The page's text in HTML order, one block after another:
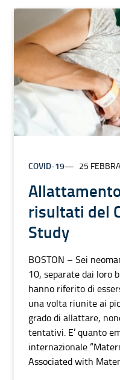
COVID-19 25
risultati del
Study
BOSTON – Sei
10, separate dai loro
hanno riferito di
una volta riunite ai
grado di allattare,
tentativi. E’ quanto
internazionale
Associated with